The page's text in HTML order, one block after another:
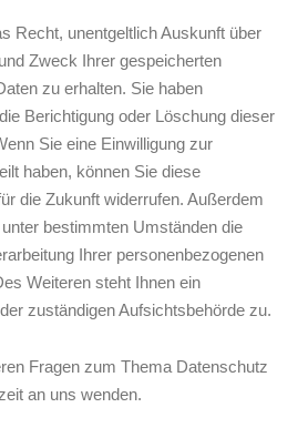
Recht, unentgeltlich Auskunft über
Zweck Ihrer gespeicherten
zu erhalten. Sie haben
Berichtigung oder Löschung dieser
Sie eine Einwilligung zur
haben, können Sie diese
die Zukunft widerrufen. Außerdem
bestimmten Umständen die
Ihrer personenbezogenen
Weiteren steht Ihnen ein
zuständigen Aufsichtsbehörde zu.
Fragen zum Thema Datenschutz
an uns wenden.